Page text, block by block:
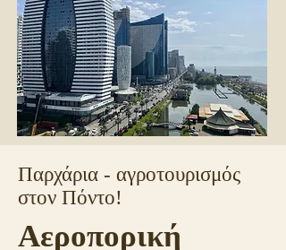
Παρχάρια - αγροτουρισμός
στον Πόντο!
Αεροπορική